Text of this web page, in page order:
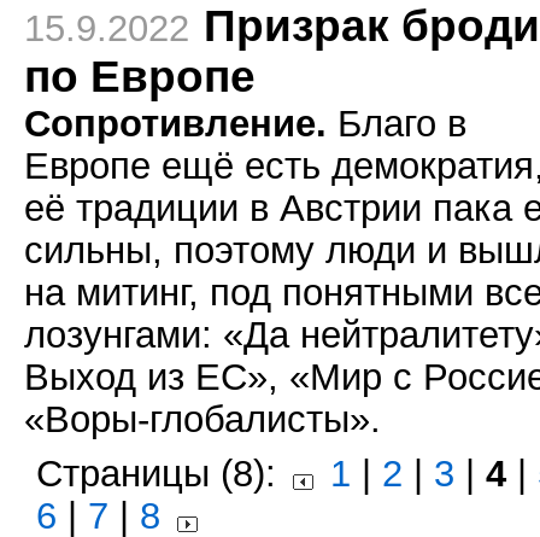
15.9.2022 Призрак
по Европе
Сопротивление. Благо в
Европе ещё есть
её традиции в Австрии пака
сильны, поэтому люди и
на митинг, под понятными
лозунгами: «Да
Выход из ЕС», «Мир с
«Воры-глобалисты».
Страницы (8):
1 2 3 4
6
7 8